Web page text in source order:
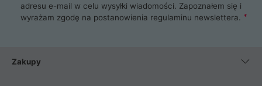
adresu e-mail w celu wysyłki wiadomości. Zapoznałem się i
wyrażam zgodę na postanowienia regulaminu newslettera.
Zakupy